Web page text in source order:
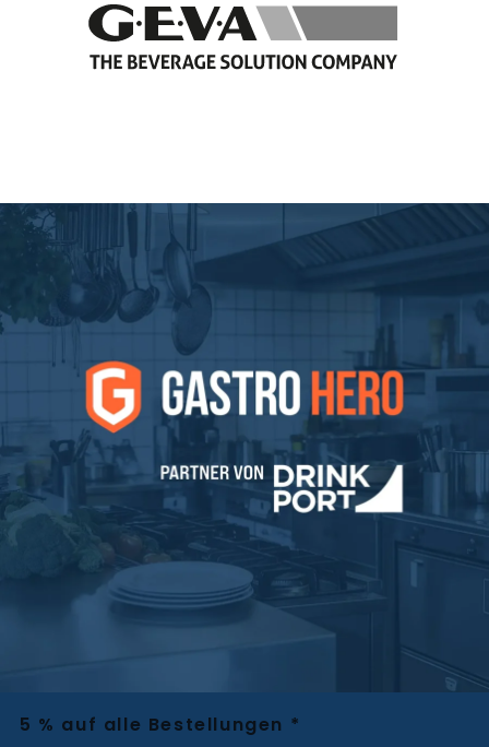
5 % auf alle Bestellungen *